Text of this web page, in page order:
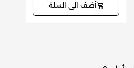
أضف الى السلة